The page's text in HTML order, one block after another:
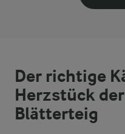
Der richtige
Herzstück
Blätterteig